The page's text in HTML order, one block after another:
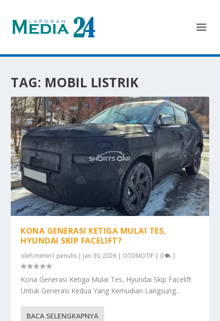
TAG: MOBIL LISTRIK
KONA GENERASI KETIGA MULAI TES,
HYUNDAI SKIP FACELIFT?
oleh mimin1 penulis | Jan 30, 2026 | OTOMOTIF | 0 |
Kona Generasi Ketiga Mulai Tes, Hyundai Skip Facelift
Untuk Generasi Kedua Yang Kemudian Langsung...
BACA SELENGKAPNYA